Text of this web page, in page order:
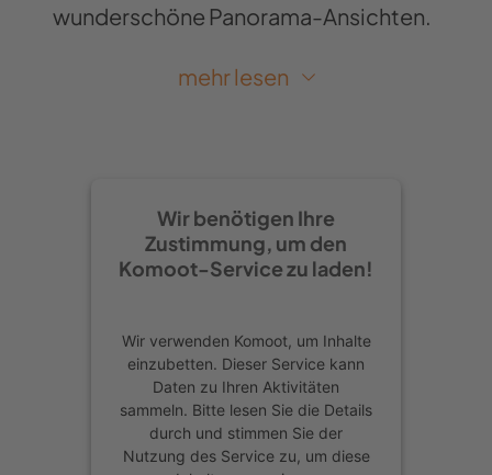
wunderschöne Panorama-Ansichten.
An der Bushaltestelle „Markt“ gehen
Premiumweg in einer Großstadt
startet. Meiner Meinung nach ist das
Am Spielplatz links und rechter Hand
hinauf auf dem Fußweg, der Berg ruft!
Elf Kehren gehen wir Alpe-d’Huez-
mäßig hinauf, dann über Treppen und
durch die Schrebergärten, bis wir auf
mehr lesen
Wir benötigen Ihre
Zustimmung, um den
Komoot-Service zu laden!
Wir verwenden Komoot, um Inhalte
einzubetten. Dieser Service kann
Daten zu Ihren Aktivitäten
sammeln. Bitte lesen Sie die Details
durch und stimmen Sie der
Nutzung des Service zu, um diese